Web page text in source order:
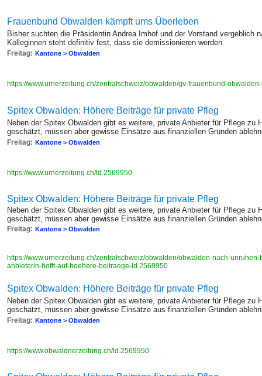
Frauenbund Obwalden kämpft ums Überleben
Bisher suchten die Präsidentin Andrea Imhof und der Vorstand vergeblich
Kolleginnen steht definitiv fest, dass sie demissionieren werden
Freitag: Kantone > Obwalden
https://www.urnerzeitung.ch/zentralschweiz/obwalden/gv-frauenbund-
Spitex Obwalden: Höhere Beiträge für private Pfleg
Neben der Spitex Obwalden gibt es weitere, private Anbieter für Pflege zu
geschätzt, müssen aber gewisse Einsätze aus finanziellen Gründen
Freitag: Kantone > Obwalden
https://www.urnerzeitung.ch/ld.2569950
Spitex Obwalden: Höhere Beiträge für private Pfleg
Neben der Spitex Obwalden gibt es weitere, private Anbieter für Pflege zu
geschätzt, müssen aber gewisse Einsätze aus finanziellen Gründen
Freitag: Kantone > Obwalden
https://www.urnerzeitung.ch/zentralschweiz/obwalden/obwalden-nach-
anbieterin-hofft-auf-hoehere-beitraege-ld.2569950
Spitex Obwalden: Höhere Beiträge für private Pfleg
Neben der Spitex Obwalden gibt es weitere, private Anbieter für Pflege zu
geschätzt, müssen aber gewisse Einsätze aus finanziellen Gründen
Freitag: Kantone > Obwalden
https://www.obwaldnerzeitung.ch/ld.2569950